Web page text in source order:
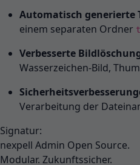
Automatisch generierte
einem separaten Ordner
Verbesserte
Wasserzeichen-Bild,
Verarbeitung der
Signatur:
nexpell Admin Open Source.
Modular. Zukunftssicher.